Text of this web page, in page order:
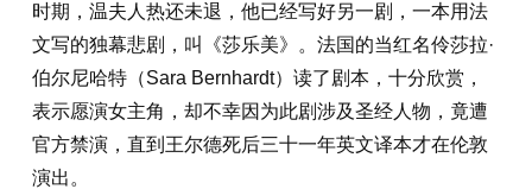
时期，温夫人热还未退，他已经写好另一剧，一本用法
文写的独幕悲剧，叫《莎乐美》。法国的当红名伶莎拉·
伯尔尼哈特（Sara Bernhardt）读了剧本，十分欣赏，
表示愿演女主角，却不幸因为此剧涉及圣经人物，竟遭
官方禁演，直到王尔德死后三十一年英文译本才在伦敦
演出。